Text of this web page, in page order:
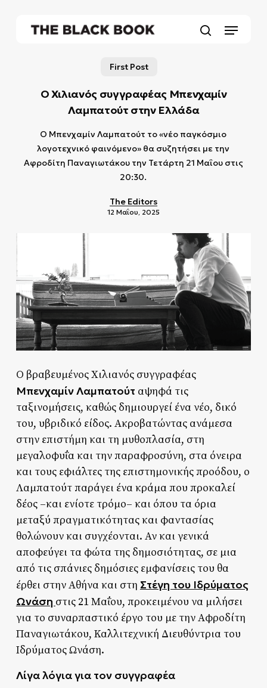
Menu
First Post
Ο Χιλιανός συγγραφέας Μπενχαμίν
Λαμπατούτ στην Ελλάδα
Ο Μπενχαμίν Λαμπατούτ το «νέο παγκόσμιο
λογοτεχνικό φαινόμενο» θα συζητήσει με την
Αφροδίτη Παναγιωτάκου την Τετάρτη 21 Μαΐου στις
20:30.
The Editors
12 Μαΐου, 2025
Ο βραβευμένος Χιλιανός συγγραφέας
Μπενχαμίν Λαμπατούτ αψηφά τις
ταξινομήσεις, καθώς δημιουργεί ένα νέο, δικό
του, υβριδικό είδος. Ακροβατώντας ανάμεσα
στην επιστήμη και τη μυθοπλασία, στη
μεγαλοφυΐα και την παραφροσύνη, στα όνειρα
και τους εφιάλτες της επιστημονικής προόδου, ο
Λαμπατούτ παράγει ένα κράμα που προκαλεί
δέος –και ενίοτε τρόμο– και όπου τα όρια
μεταξύ πραγματικότητας και φαντασίας
θολώνουν και συγχέονται. Αν και γενικά
αποφεύγει τα φώτα της δημοσιότητας, σε μια
από τις σπάνιες δημόσιες εμφανίσεις του θα
έρθει στην Αθήνα και στη Στέγη του Ιδρύματος
Ωνάση στις 21 Μαΐου, προκειμένου να μιλήσει
για το συναρπαστικό έργο του με την Αφροδίτη
Παναγιωτάκου, Καλλιτεχνική Διευθύντρια του
Ιδρύματος Ωνάση.
Λίγα λόγια για τον συγγραφέα